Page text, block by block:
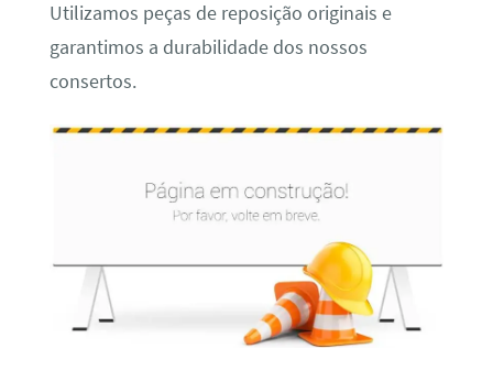
Utilizamos peças de reposição originais e
garantimos a durabilidade dos nossos
consertos.